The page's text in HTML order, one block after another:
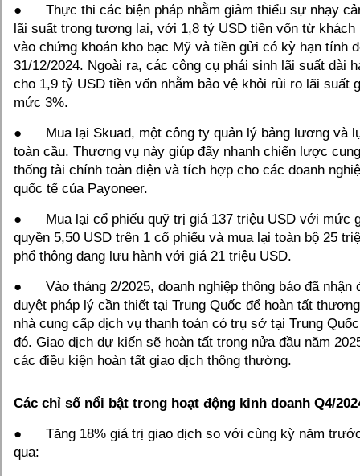
● Thực thi các biện pháp nhằm giảm thiểu sự nhạy
lãi suất trong tương lai, với 1,8 tỷ USD tiền vốn từ
vào chứng khoán kho bạc Mỹ và tiền gửi có kỳ hạn tính
31/12/2024. Ngoài ra, các công cụ phái sinh lãi suất dài
cho 1,9 tỷ USD tiền vốn nhằm bảo vệ khỏi rủi ro lãi suất
mức 3%.
● Mua lại Skuad, một công ty quản lý bảng lương và
toàn cầu. Thương vụ này giúp đẩy nhanh chiến lược
thống tài chính toàn diện và tích hợp cho các doanh
quốc tế của Payoneer.
● Mua lại cổ phiếu quỹ trị giá 137 triệu USD với mức
quyền 5,50 USD trên 1 cổ phiếu và mua lại toàn bộ 25
phổ thông đang lưu hành với giá 21 triệu USD.
● Vào tháng 2/2025, doanh nghiệp thông báo đã nhận
duyệt pháp lý cần thiết tại Trung Quốc để hoàn tất
nhà cung cấp dịch vụ thanh toán có trụ sở tại Trung
đó. Giao dịch dự kiến sẽ hoàn tất trong nửa đầu năm
các điều kiện hoàn tất giao dịch thông thường.
Các chỉ số nổi bật trong hoạt động kinh doanh Q4/
● Tăng 18% giá trị giao dịch so với cùng kỳ năm
qua: